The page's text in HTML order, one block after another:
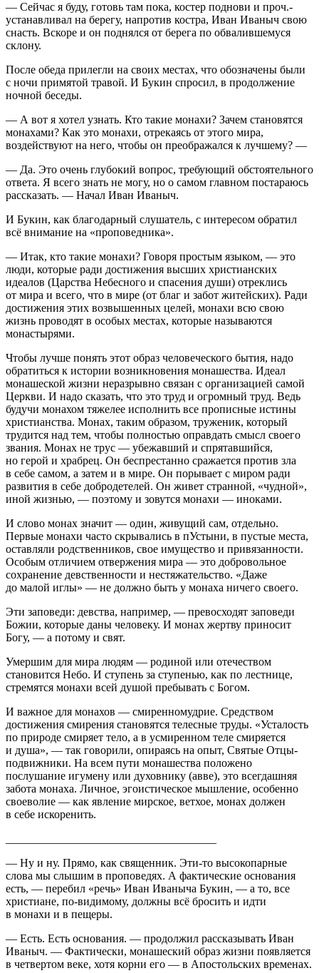
— Сейчас я буду, готовь там пока, костер поднови и проч.-
устанавливал на берегу, напротив костра, Иван Иваныч свою
снасть. Вскоре и он поднялся от берега по обвалившемуся
склону.
После обеда прилегли на своих местах, что обозначены были
с ночи примятой травой. И Букин спросил, в продолжение
ночной беседы.
— А вот я хотел узнать. Кто такие монахи? Зачем становятся
монахами? Как это монахи, отрекаясь от этого мира,
воздействуют на него, чтобы он преображался к лучшему? —
— Да. Это очень глубокий вопрос, требующий обстоятельного
ответа. Я всего знать не могу, но о самом главном постараюсь
рассказать. — Начал Иван Иваныч.
И Букин, как благодарный слушатель, с интересом обратил
всё внимание на «проповедника».
— Итак, кто такие монахи? Говоря простым языком, — это
люди, которые ради достижения высших христианских
идеалов (Царства Небесного и спасения души) отреклись
от мира и всего, что в мире (от благ и забот житейских). Ради
достижения этих возвышенных целей, монахи всю свою
жизнь проводят в особых местах, которые называются
монастырями.
Чтобы лучше понять этот образ человеческого бытия, надо
обратиться к истории возникновения монашества. Идеал
монашеской жизни неразрывно связан с организацией самой
Церкви. И надо сказать, что это труд и огромный труд. Ведь
будучи монахом тяжелее исполнить все прописные истины
христианства. Монах, таким образом, труженик, который
трудится над тем, чтобы полностью оправдать смысл своего
звания. Монах не трус — убежавший и спрятавшийся,
но герой и храбрец. Он беспрестанно сражается против зла
в себе самом, а затем и в мире. Он порывает с миром ради
развития в себе добродетелей. Он живет странной, «чудной»,
иной жизнью, — поэтому и зовутся монахи — иноками.
И слово монах значит — один, живущий сам, отдельно.
Первые монахи часто скрывались в пУстыни, в пустые места,
оставляли родственников, свое имущество и привязанности.
Особым отличием отвержения мира — это добровольное
сохранение девственности и нестяжательство. «Даже
до малой иглы» — не должно быть у монаха ничего своего.
Эти заповеди: девства, например, — превосходят заповеди
Божии, которые даны человеку. И монах жертву приносит
Богу, — а потому и свят.
Умершим для мира людям — родиной или отечеством
становится Небо. И ступень за ступенью, как по лестнице,
стремятся монахи всей душой пребывать с Богом.
И важное для монахов — смиренномудрие. Средством
достижения смирения становятся телесные труды. «Усталость
по природе смиряет тело, а в усмиренном теле смиряется
и душа», — так говорили, опираясь на опыт, Святые Отцы-
подвижники. На всем пути монашества положено
послушание игумену или духовнику (авве), это всегдашняя
забота монаха. Личное, эгоистическое мышление, особенно
своеволие — как явление мирское, ветхое, монах должен
в себе искоренить.
— Ну и ну. Прямо, как священник. Эти-то высокопарные
слова мы слышим в проповедях. А фактические основания
есть, — перебил «речь» Иван Иваныча Букин, — а то, все
христиане, по-видимому, должны всё бросить и идти
в монахи и в пещеры.
— Есть. Есть основания. — продолжил рассказывать Иван
Иваныч. — Фактически, монашеский образ жизни появляется
в четвертом веке, хотя корни его — в Апостольских временах.